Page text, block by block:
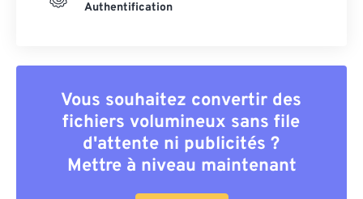
Authentification
Vous souhaitez convertir des
fichiers volumineux sans file
d'attente ni publicités ?
Mettre à niveau maintenant